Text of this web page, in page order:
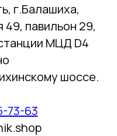
г.Балашиха,
49, павильон 29,
МЦД D4
шоссе.
73-63